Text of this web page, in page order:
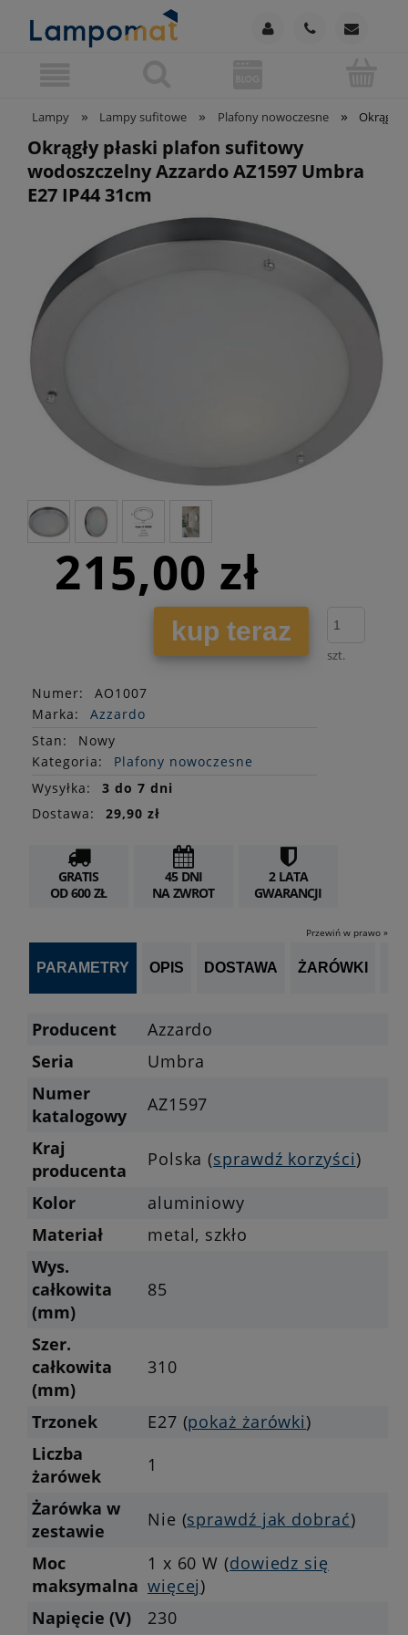
Lampy » Lampy sufitowe » Plafony nowoczesne » Okrągły
Okrągły płaski plafon sufitowy
wodoszczelny Azzardo AZ1597 Umbra
E27 IP44 31cm
215,00 zł
kup teraz
szt.
Numer:
AO1007
Marka:
Azzardo
Stan:
Nowy
Kategoria:
Plafony nowoczesne
Wysyłka:
3 do 7 dni
Dostawa:
29,90 zł
GRATIS
OD 600 ZŁ
45 DNI
NA ZWROT
2 LATA
GWARANCJI
Przewiń w prawo »
PARAMETRY OPIS DOSTAWA ŻARÓWKI
Producent
Azzardo
Seria
Umbra
Numer
katalogowy
AZ1597
Kraj
producenta
Polska (sprawdź korzyści)
Kolor
aluminiowy
Materiał
metal, szkło
Wys.
całkowita
(mm)
85
Szer.
całkowita
(mm)
310
Trzonek E27 (pokaż żarówki)
Liczba
żarówek
1
Żarówka w
zestawie
Nie (sprawdź jak dobrać)
Moc
maksymalna
1 x 60 W (dowiedz się
więcej)
Napięcie (V)
230